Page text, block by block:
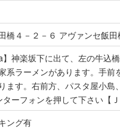
橋４－２－６ アヴァンセ飯田
】神楽坂下に出て、左の牛込
系ラーメンがあります。手
ます。右前方、パスタ屋小
ーフォンを押して下さい【
ング有